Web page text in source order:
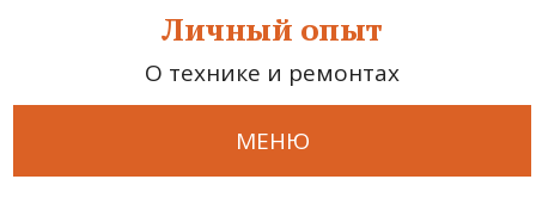
Личный опыт
О технике и ремонтах
МЕНЮ